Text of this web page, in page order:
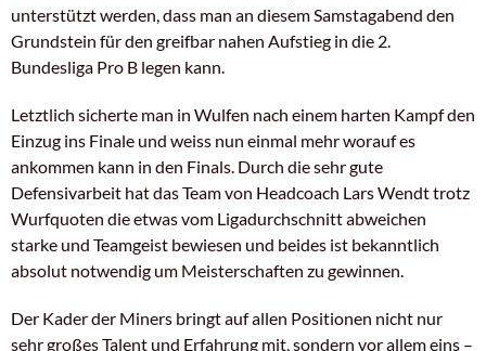
unterstützt werden, dass man an diesem Samstagabend den
Grundstein für den greifbar nahen Aufstieg in die 2.
Bundesliga Pro B legen kann.
Letztlich sicherte man in Wulfen nach einem harten Kampf den
Einzug ins Finale und weiss nun einmal mehr worauf es
ankommen kann in den Finals. Durch die sehr gute
Defensivarbeit hat das Team von Headcoach Lars Wendt trotz
Wurfquoten die etwas vom Ligadurchschnitt abweichen
starke und Teamgeist bewiesen und beides ist bekanntlich
absolut notwendig um Meisterschaften zu gewinnen.
Der Kader der Miners bringt auf allen Positionen nicht nur
sehr großes Talent und Erfahrung mit, sondern vor allem eins –